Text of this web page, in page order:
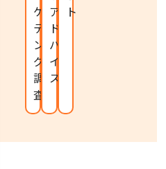
ケ
ティ
ン
グ
調
査
ア
ド
バ
イ
ス
ト